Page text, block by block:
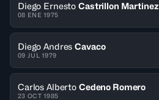
Diego Ernesto Castrillon Martinez
08 ENE 1975
Diego Andres Cavaco
09 JUL 1979
Carlos Alberto Cedeno Romero
23 OCT 1985